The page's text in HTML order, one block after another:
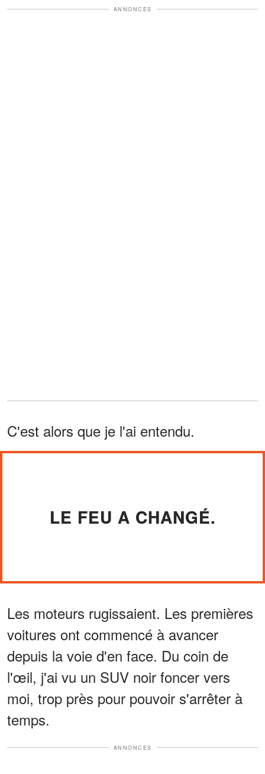
ANNONCES
C'est alors que je l'ai entendu.
LE FEU A CHANGÉ.
Les moteurs rugissaient. Les premières
voitures ont commencé à avancer
depuis la voie d'en face. Du coin de
l'œil, j'ai vu un SUV noir foncer vers
moi, trop près pour pouvoir s'arrêter à
temps.
ANNONCES